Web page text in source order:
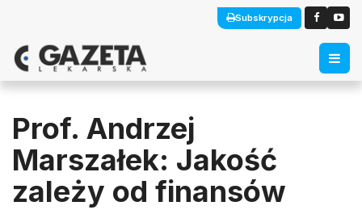
Subskrypcja
Prof. Andrzej
Marszałek: Jakość
zależy od finansów